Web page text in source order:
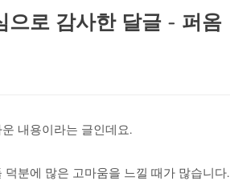
으로 감사한 달글 - 퍼옴
내용이라는 글인데요.
분에 많은 고마움을 느낄 때가 많습니다.